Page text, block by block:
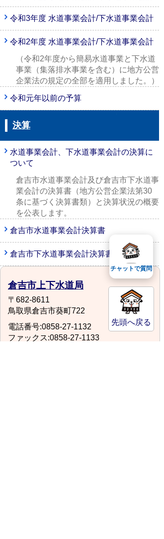
令和3年度 水道事業会計/下水道事業会計
令和2年度 水道事業会計/下水道事業会計
（令和2年度から簡易水道事業と下水道
事業（集落排水事業を含む）に地方公営
企業法の規定の全部を適用しました。）
令和元年以前の予算
決算
水道事業会計、下水道事業会計の決算に
ついて
倉吉市水道事業会計及び倉吉市下水道事
業会計の決算書（地方公営企業法第30
条に基づく決算書類）と決算状況の概要
を公表します。
倉吉市水道事業会計決算書
倉吉市下水道事業会計決算書
倉吉市上下水道局
〒682-8611
鳥取県倉吉市葵町722
電話番号:0858-27-1132
ファックス:0858-27-1133
先頭へ戻る
チャットで質問